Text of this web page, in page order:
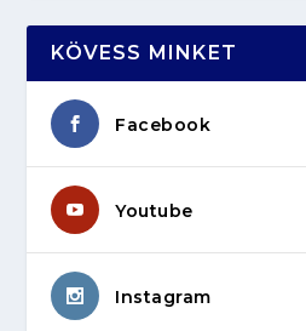
KÖVESS MINKET
Facebook
Youtube
Instagram